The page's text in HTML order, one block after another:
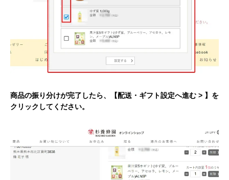
商品の振り分けが完了したら、【配送・ギフト設定へ進む > 】を
クリックしてください。